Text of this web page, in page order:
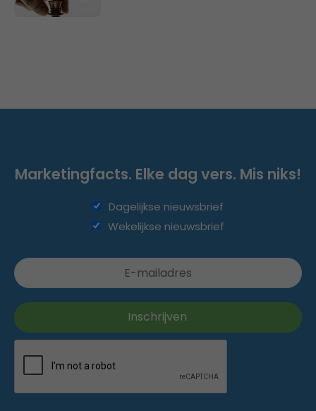
Marketingfacts. Elke dag vers. Mis niks!
Dagelijkse nieuwsbrief
Wekelijkse nieuwsbrief